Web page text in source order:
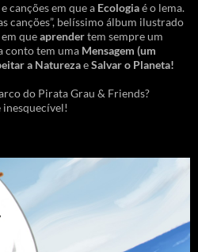
canções em que a Ecologiaé o lema.
canções”, belíssimo álbum ilustrado
queaprendertem sempre um
conto tem uma Mensagem (um
a NaturezaeSalvar o Planeta!
do Pirata Grau & Friends?
inesquecível!